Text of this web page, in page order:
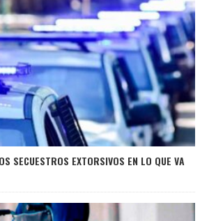
SECUESTROS EXTORSIVOS EN LO QUE VA